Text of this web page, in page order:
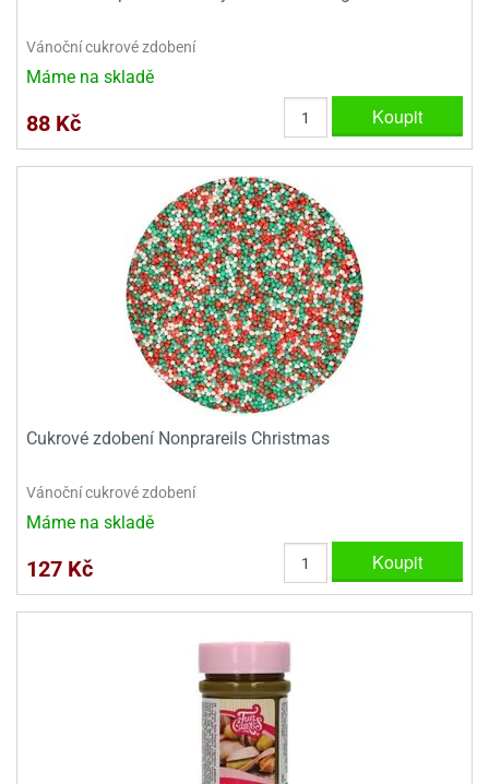
Vánoční cukrové zdobení
Máme na skladě
88 Kč Koupit
Cukrové zdobení Nonprareils Christmas
Vánoční cukrové zdobení
Máme na skladě
127 Kč Koupit